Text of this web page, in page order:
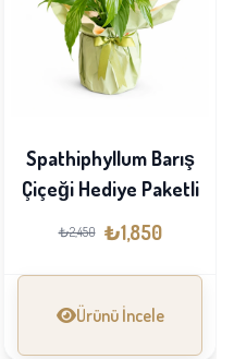
Spathiphyllum Barış
Çiçeği Hediye Paketli
₺2,450 ₺1,850
Ürünü İncele